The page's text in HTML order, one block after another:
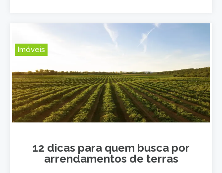
Imóveis
12 dicas para quem busca por
arrendamentos de terras